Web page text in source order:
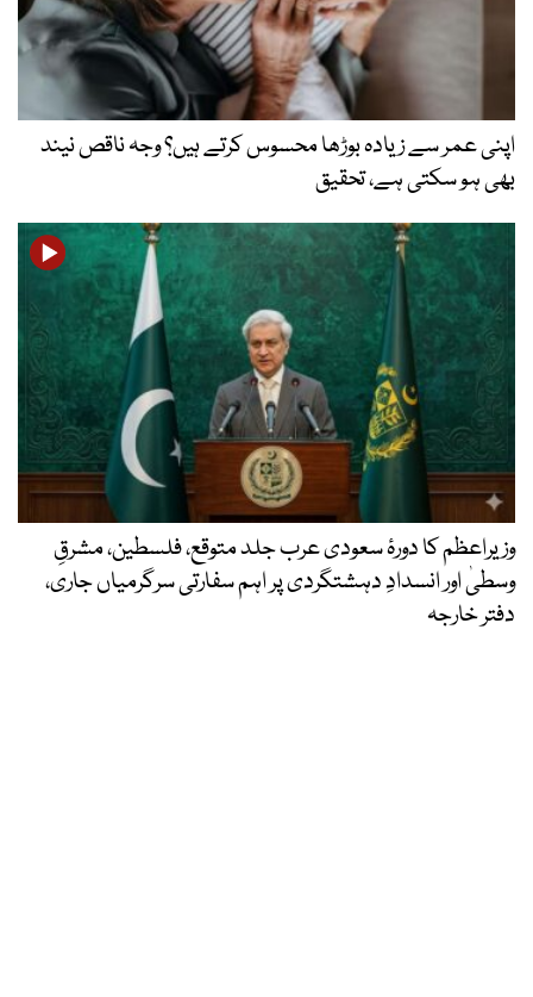
اپنی عمر سے زیادہ بوڑھا محسوس کرتے ہیں؟ وجہ ناقص نیند
بھی ہو سکتی ہے، تحقیق
وزیراعظم کا دورۂ سعودی عرب جلد متوقع، فلسطین، مشرقِ
وسطیٰ اور انسدادِ دہشتگردی پر اہم سفارتی سرگرمیاں جاری،
دفتر خارجہ